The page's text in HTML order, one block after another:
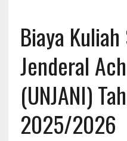
Biaya
Jenderal
(UNJANI)
2025/2026